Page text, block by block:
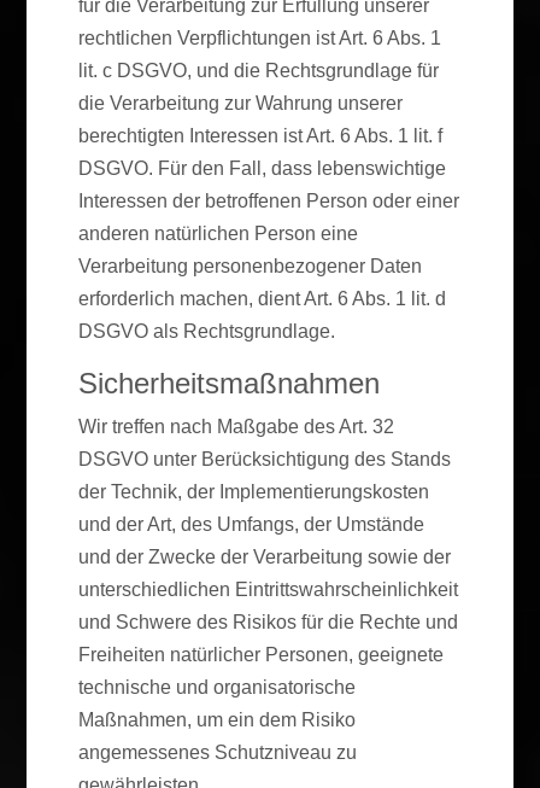
für die Verarbeitung zur Erfüllung unserer
rechtlichen Verpflichtungen ist Art. 6 Abs. 1
lit. c DSGVO, und die Rechtsgrundlage für
die Verarbeitung zur Wahrung unserer
berechtigten Interessen ist Art. 6 Abs. 1 lit. f
DSGVO. Für den Fall, dass lebenswichtige
Interessen der betroffenen Person oder einer
anderen natürlichen Person eine
Verarbeitung personenbezogener Daten
erforderlich machen, dient Art. 6 Abs. 1 lit. d
DSGVO als Rechtsgrundlage.
Sicherheitsmaßnahmen
Wir treffen nach Maßgabe des Art. 32
DSGVO unter Berücksichtigung des Stands
der Technik, der Implementierungskosten
und der Art, des Umfangs, der Umstände
und der Zwecke der Verarbeitung sowie der
unterschiedlichen Eintrittswahrscheinlichkeit
und Schwere des Risikos für die Rechte und
Freiheiten natürlicher Personen, geeignete
technische und organisatorische
Maßnahmen, um ein dem Risiko
angemessenes Schutzniveau zu